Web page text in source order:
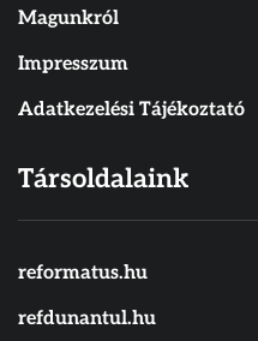
Magunkról
Impresszum
Adatkezelési Tájékoztató
Társoldalaink
reformatus.hu
refdunantul.hu